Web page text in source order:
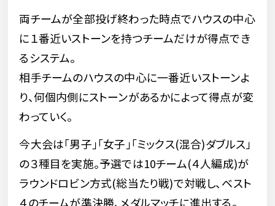
両チームが全部投げ終わった時点でハウスの中心
に１番近いストーンを持つチームだけが得点でき
るシステム。
相手チームのハウスの中心に一番近いストーンよ
り、何個内側にストーンがあるかによって得点が変
わっていく。
今大会は「男子｣｢女子｣｢ミックス(混合)ダブルス」
の３種目を実施。予選では10チーム(４人編成)が
ラウンドロビン方式(総当たり戦)で対戦し、ベスト
４のチームが準決勝、メダルマッチに進出する。